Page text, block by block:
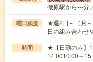
磯原駅から---分
曜日頻度
★週2日～（月
日の組み合わせ
時間
★【日勤のみ】
14:0010:00～